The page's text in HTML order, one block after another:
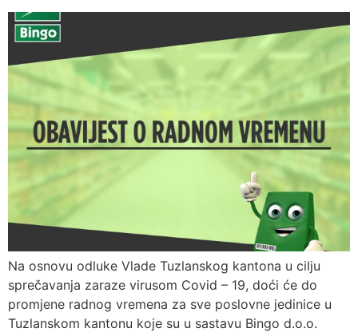
Na osnovu odluke Vlade Tuzlanskog kantona u cilju
sprečavanja zaraze virusom Covid – 19, doći će do
promjene radnog vremena za sve poslovne jedinice u
Tuzlanskom kantonu koje su u sastavu Bingo d.o.o.